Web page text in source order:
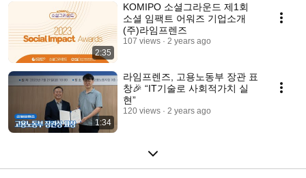
2:35
KOMIPO 소셜그라운드 제1회
소셜 임팩트 어워즈 기업소개
(주)라임프렌즈
107 views 2 years ago
1:34
라임프렌즈, 고용노동부 장관 표
창🎉 “IT기술로 사회적가치 실
현”
120 views 2 years ago